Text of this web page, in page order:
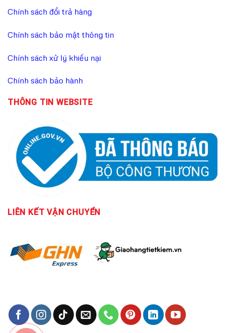
Chính sách đổi trả hàng
Chính sách bảo mật thông tin
Chính sách xử lý khiếu nại
Chính sách bảo hành
THÔNG TIN WEBSITE
LIÊN KẾTVẬN CHUYỂN